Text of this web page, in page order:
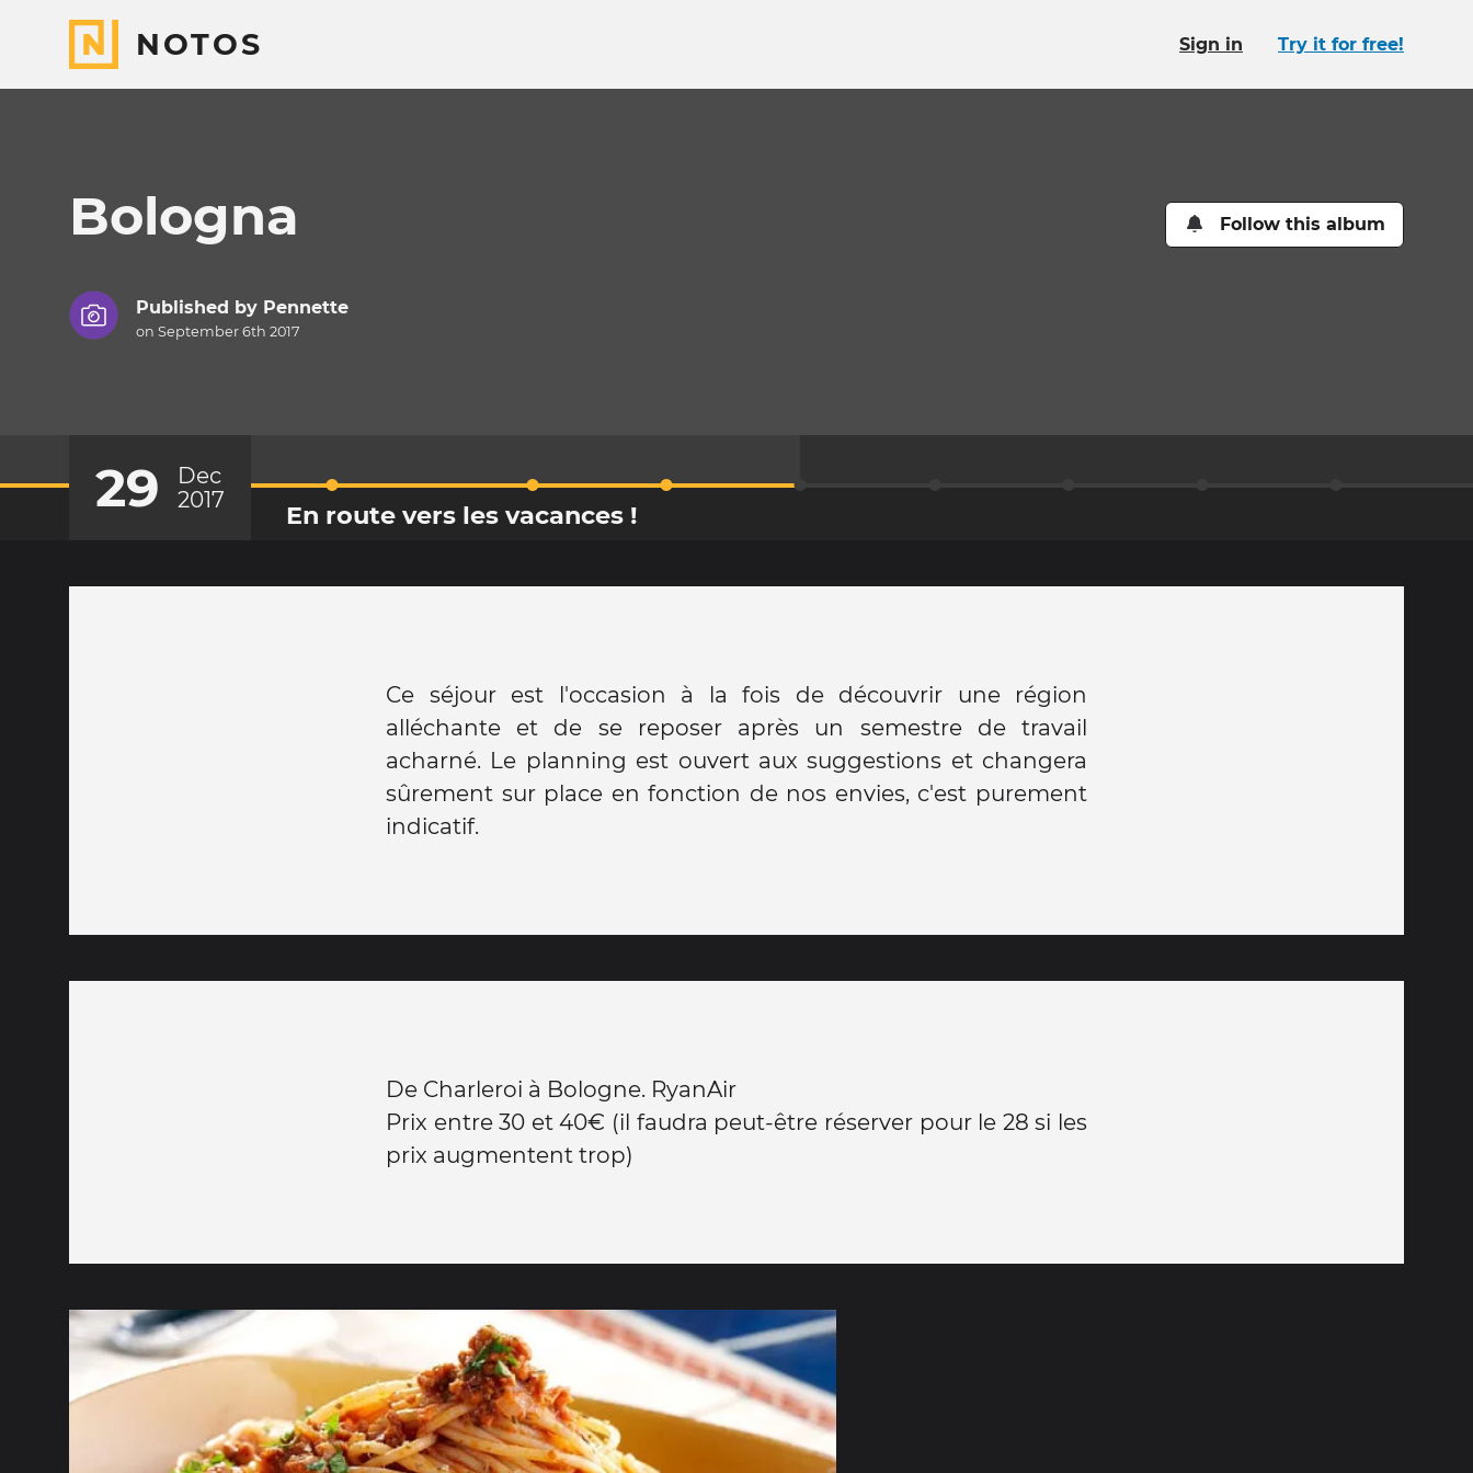
NOTOS Sign in Try it for free!
Bologna Follow this album
Published by Pennette
on September 6th 2017
29
Dec
2017
En route vers les vacances !
Ce séjour est l'occasion à la fois de découvrir une région
alléchante et de se reposer après un semestre de travail
acharné. Le planning est ouvert aux suggestions et changera
sûrement sur place en fonction de nos envies, c'est purement
indicatif.
De Charleroi à Bologne. RyanAir
Prix entre 30 et 40€ (il faudra peut-être réserver pour le 28 si les
prix augmentent trop)